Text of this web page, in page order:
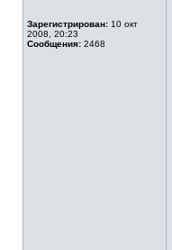
Зарегистрирован: 10 окт
2008, 20:23
Сообщения: 2468